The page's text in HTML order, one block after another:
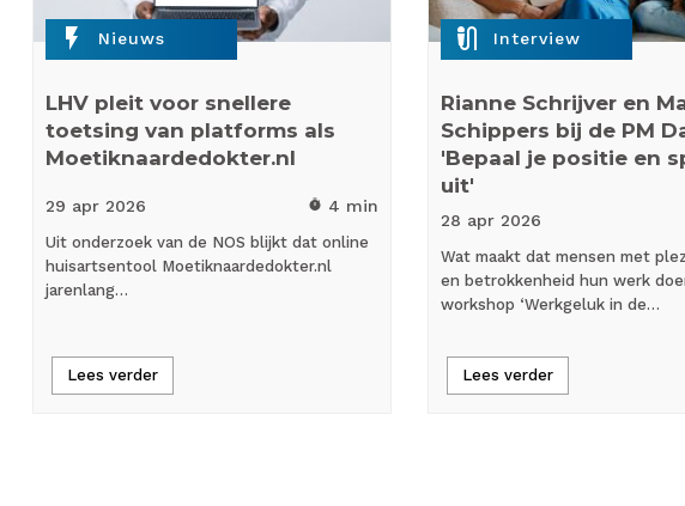
flash_on Nieuws
LHV pleit voor snellere
toetsing van platforms als
Moetiknaardedokter.nl
29 apr 2026 timer 4 min
Uit onderzoek van de NOS blijkt dat online
huisartsentool Moetiknaardedokter.nl
jarenlang…
Lees verder
mic_external_on Interview
Rianne Schrijver en
Schippers bij de PM
'Bepaal je positie en
uit'
28 apr 2026
Wat maakt dat mensen met
en betrokkenheid hun werk
workshop ‘Werkgeluk in de…
Lees verder